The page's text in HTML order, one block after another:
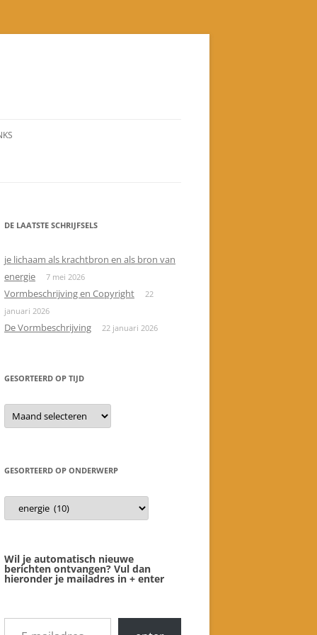
DE LAATSTE SCHRIJFSELS
je lichaam als krachtbron en als bron van
energie
7 mei 2026
Vormbeschrijving en Copyright
22
januari 2026
De Vormbeschrijving 22 januari 2026
GESORTEERD OP TIJD
gesorteerd
op
tijd
GESORTEERD OP ONDERWERP
gesorteerd
onderwerp
Wil je automatisch nieuwe
berichten ontvangen? Vul dan
hieronder je mailadres in + enter
E-mailadres